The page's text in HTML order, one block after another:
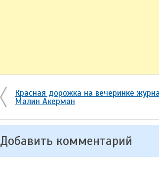
Красная дорожка на вечеринке
Малин Акерман
Добавить комментарий